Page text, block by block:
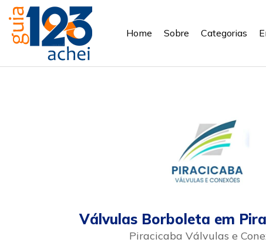
Home Sobre Categorias
Válvulas Borboleta em
Piracicaba Válvulas e